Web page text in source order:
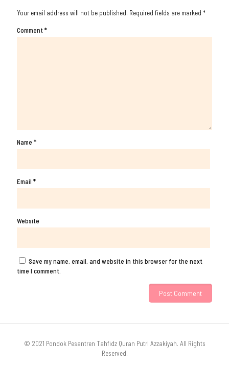
Your email address will not be published. Required fields are marked *
Comment*
Name *
Email *
Website
Save my name, email, and website in this browser for the next
time I comment.
© 2021 Pondok Pesantren Tahfidz Quran Putri Azzakiyah. All Rights
Reserved.